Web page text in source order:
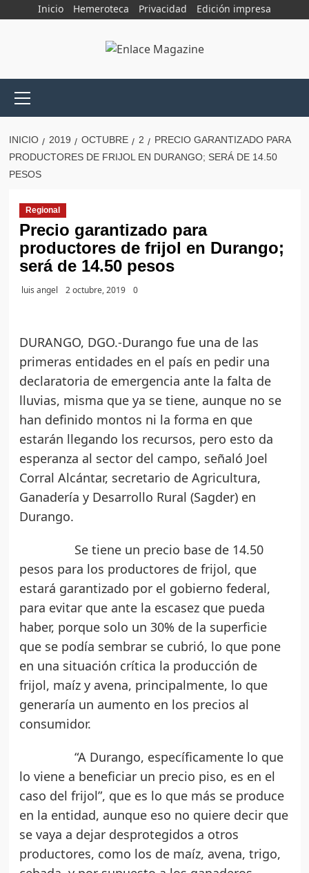
Inicio Hemeroteca Privacidad Edición impresa
principal
INICIO 2019 OCTUBRE 2
PRECIO GARANTIZADO PARA
PRODUCTORES DE FRIJOL EN DURANGO; SERÁ DE 14.50
PESOS
Regional
Precio garantizado para
productores de frijol en Durango;
será de 14.50 pesos
luis angel 2 octubre, 2019 0
DURANGO, DGO.-Durango fue una de las
primeras entidades en el país en pedir una
declaratoria de emergencia ante la falta de
lluvias, misma que ya se tiene, aunque no se
han definido montos ni la forma en que
estarán llegando los recursos, pero esto da
esperanza al sector del campo, señaló Joel
Corral Alcántar, secretario de Agricultura,
Ganadería y Desarrollo Rural (Sagder) en
Durango.
Se tiene un precio base de 14.50
pesos para los productores de frijol, que
estará garantizado por el gobierno federal,
para evitar que ante la escasez que pueda
haber, porque solo un 30% de la superficie
que se podía sembrar se cubrió, lo que pone
en una situación crítica la producción de
frijol, maíz y avena, principalmente, lo que
generaría un aumento en los precios al
consumidor.
“A Durango, específicamente lo que
lo viene a beneficiar un precio piso, es en el
caso del frijol”, que es lo que más se produce
en la entidad, aunque eso no quiere decir que
se vaya a dejar desprotegidos a otros
productores, como los de maíz, avena, trigo,